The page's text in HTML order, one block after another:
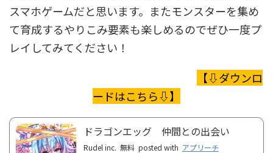
スマホゲームだと思います。またモンスターを集め
て育成するやりこみ要素も楽しめるのでぜひ一度プ
レイしてみてください！
【⇩ダウンロ
ードはこちら⇩】
ドラゴンエッグ 仲間との出会い
Rudel inc. 無料 posted with アプリーチ